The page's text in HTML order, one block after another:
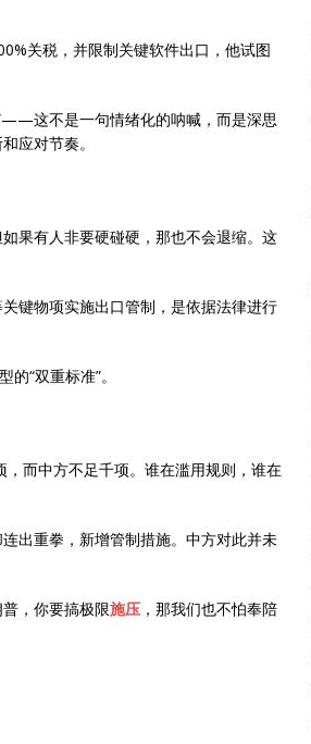
关税，并限制关键软件出口，他试图
这不是一句情绪化的呐喊，而是深思
应对节奏。
果有人非要硬碰硬，那也不会退缩。这
键物项实施出口管制，是依据法律进行
“双重标准”。
而中方不足千项。谁在滥用规则，谁在
出重拳，新增管制措施。中方对此并未
，你要搞极限施压 ，那我们也不怕奉陪